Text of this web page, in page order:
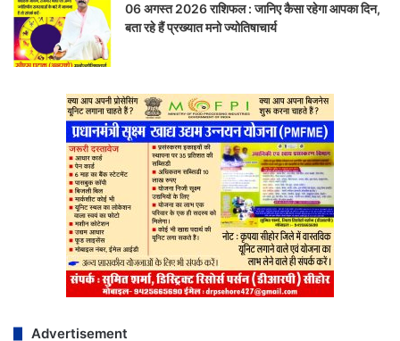
06 अगस्त 2026 राशिफल : जानिए कैसा रहेगा आपका दिन,
बता रहे हैं प्रख्यात मनो ज्योतिषाचार्य
Advertisement